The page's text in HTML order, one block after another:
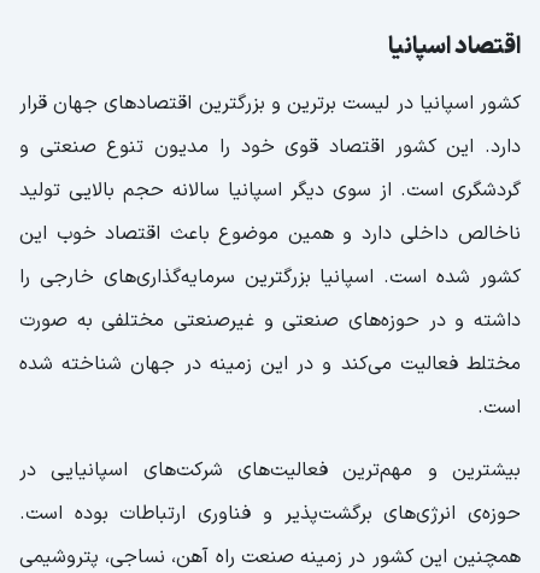
اقتصاد اسپانیا
کشور اسپانیا در لیست برترین و بزرگترین اقتصاد‌های جهان قرار
دارد. این کشور اقتصاد قوی خود را مدیون تنوع صنعتی و
گردشگری است. از سوی دیگر اسپانیا سالانه حجم بالایی تولید
ناخالص داخلی دارد و همین موضوع باعث اقتصاد خوب این
کشور شده است. اسپانیا بزرگترین سرمایه‌گذاری‌های خارجی را
داشته و در حوزه‌های صنعتی و غیرصنعتی مختلفی به صورت
مختلط فعالیت می‌کند و در این زمینه در جهان شناخته شده
است.
بیشترین و مهم‌ترین فعالیت‌های شرکت‌های اسپانیایی در
حوزه‌ی انرژی‌های برگشت‌پذیر و فناوری ارتباطات بوده است.
همچنین این کشور در زمینه صنعت راه آهن، نساجی، پتروشیمی